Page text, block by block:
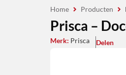
Home Producten
Prisca –
Merk: Prisca Delen